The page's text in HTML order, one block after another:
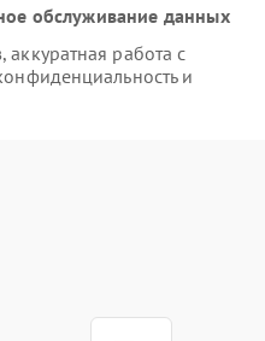
обслуживание данных
работа с
и